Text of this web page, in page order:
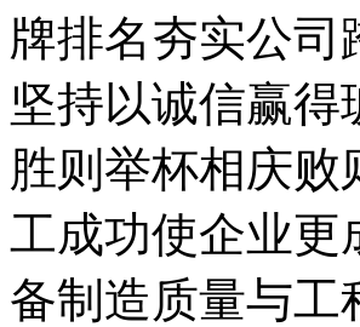
牌排名夯实公
坚持以诚信赢
胜则举杯相庆
工成功使企业更
备制造质量与